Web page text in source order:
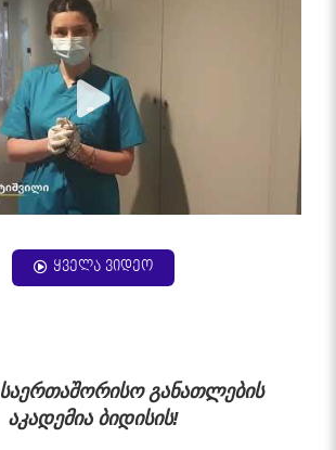
ყველა ვიდეო
განათლების
აკადემია ბიდისის!